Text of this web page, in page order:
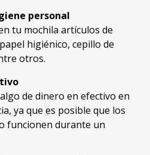
personal
tu mochila artículos de
higiénico, cepillo de
otros.
de dinero en efectivo en
ya que es posible que los
funcionen durante un